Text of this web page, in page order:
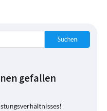
Suchen
gefallen